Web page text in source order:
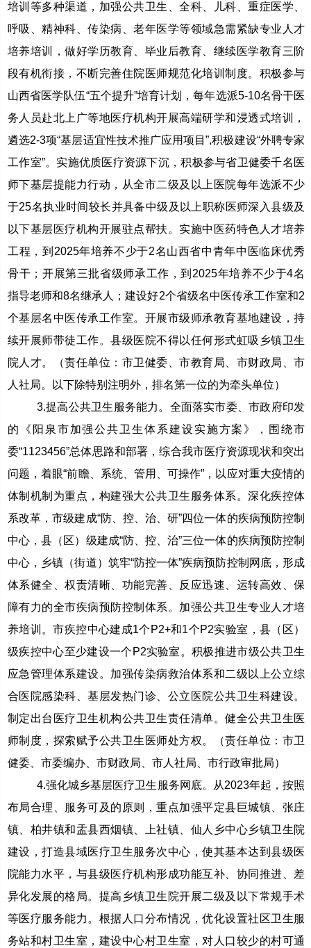
培训等多种渠道，加强公共卫生、全科、儿科、重症医学、
呼吸、精神科、传染病、老年医学等领域急需紧缺专业人才
培养培训，做好学历教育、毕业后教育、继续医学教育三阶
段有机衔接，不断完善住院医师规范化培训制度。积极参与
山西省医学队伍“五个提升”培育计划，每年选派5-10名骨干医
务人员赴北上广等地医疗机构开展高端研学和浸透式培训，
遴选2-3项“基层适宜性技术推广应用项目”,积极建设“外聘专家
工作室”。实施优质医疗资源下沉，积极参与省卫健委千名医
师下基层提能力行动，从全市二级及以上医院每年选派不少
于25名执业时间较长并具备中级及以上职称医师深入县级及
以下基层医疗机构开展驻点帮扶。实施中医药特色人才培养
工程，到2025年培养不少于2名山西省中青年中医临床优秀
骨干；开展第三批省级师承工作，到2025年培养不少于4名
指导老师和8名继承人；建设好2个省级名中医传承工作室和2
个基层名中医传承工作室。开展市级师承教育基地建设，持
续开展师带徒工作。县级医院不得以任何形式虹吸乡镇卫生
院人才。（责任单位：市卫健委、市教育局、市财政局、市
人社局。以下除特别注明外，排名第一位的为牵头单位）
3.提高公共卫生服务能力。全面落实市委、市政府印发
的《阳泉市加强公共卫生体系建设实施方案》，围绕市
委“1123456”总体思路和部署，综合我市医疗资源现状和突出
问题，着眼“前瞻、系统、管用、可操作”，以应对重大疫情的
体制机制为重点，构建强大公共卫生服务体系。深化疾控体
系改革，市级建成“防、控、治、研”四位一体的疾病预防控制
中心，县（区）级建成“防、控、治”三位一体的疾病预防控制
中心，乡镇（街道）筑牢“防控一体”疾病预防控制网底，形成
体系健全、权责清晰、功能完善、反应迅速、运转高效、保
障有力的全市疾病预防控制体系。加强公共卫生专业人才培
养培训。市疾控中心建成1个P2+和1个P2实验室，县（区）
级疾控中心至少建设一个P2实验室。积极推进市级公共卫生
应急管理体系建设。加强传染病救治体系和二级以上公立综
合医院感染科、基层发热门诊、公立医院公共卫生科建设。
制定出台医疗卫生机构公共卫生责任清单。健全公共卫生医
师制度，探索赋予公共卫生医师处方权。（责任单位：市卫
健委、市委编办、市财政局、市人社局、市行政审批局）
4.强化城乡基层医疗卫生服务网底。从2023年起，按照
布局合理、服务可及的原则，重点加强平定县巨城镇、张庄
镇、柏井镇和盂县西烟镇、上社镇、仙人乡中心乡镇卫生院
建设，打造县域医疗卫生服务次中心，使其基本达到县级医
院能力水平，与县级医疗机构形成功能互补、协同推进、差
异化发展的格局。提高乡镇卫生院开展二级及以下常规手术
等医疗服务能力。根据人口分布情况，优化设置社区卫生服
务站和村卫生室，建设中心村卫生室，对人口较少的村可通